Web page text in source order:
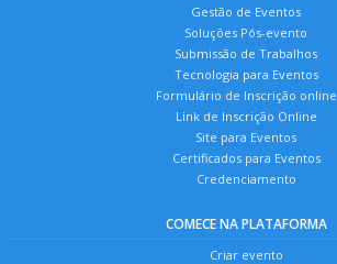
Gestão de Eventos
Soluções Pós-evento
Submissão de Trabalhos
Tecnologia para Eventos
Formulário de Inscrição online
Link de Inscrição Online
Site para Eventos
Certificados para Eventos
Credenciamento
COMECE NA PLATAFORMA
Criar evento